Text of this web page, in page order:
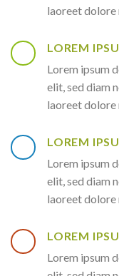
laoreet
LOREM
Lorem ipsum
elit, sed diam
laoreet
LOREM
Lorem ipsum
elit, sed diam
laoreet
LOREM
Lorem ipsum